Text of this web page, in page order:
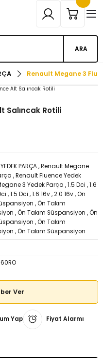
ARA
Renault Megane 3
Salıncak Rotili
PARÇA ,Renault Megane
,Renault Fluence Yedek
3 Yedek Parça ,1.5 Dci ,1.6
,1.5 Dci ,1.6 16v ,2.0 16v ,Ön
,Ön Takım
,Ön Takım Süspansiyon ,Ön
,Ön Takım
,Ön Takım Süspansiyon
Ver
Yap
Fiyat Alarmı